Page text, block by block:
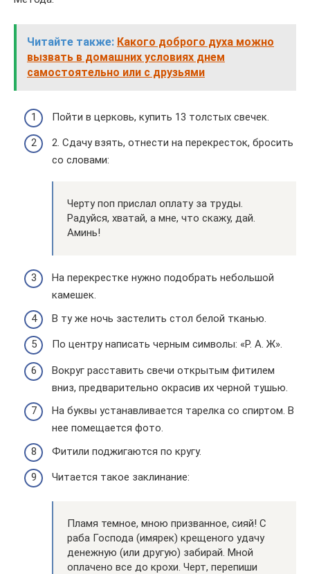
Читайте также: Какого доброго духа можно
вызвать в домашних условиях днем
самостоятельно или с друзьями
Пойти в церковь, купить 13 толстых свечек.
2. Сдачу взять, отнести на перекресток, бросить
со словами:
Черту поп прислал оплату за труды.
Радуйся, хватай, а мне, что скажу, дай.
Аминь!
На перекрестке нужно подобрать небольшой
камешек.
В ту же ночь застелить стол белой тканью.
По центру написать черным символы: «Р. А. Ж».
Вокруг расставить свечи открытым фитилем
вниз, предварительно окрасив их черной тушью.
На буквы устанавливается тарелка со спиртом. В
нее помещается фото.
Фитили поджигаются по кругу.
Читается такое заклинание:
Пламя темное, мною призванное, сияй! С
раба Господа (имярек) крещеного удачу
денежную (или другую) забирай. Мной
оплачено все до крохи. Черт, перепиши